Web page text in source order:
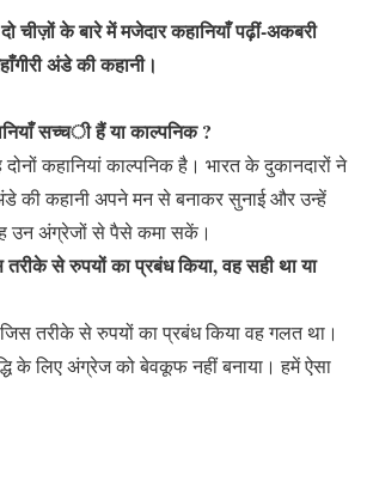
चीज़ों के बारे में मजेदार कहानियाँ पढ़ीं-अकबरी
अंडे की कहानी।
सच्ची हैं या काल्पनिक ?
कहानियां काल्पनिक है। भारत के दुकानदारों ने
की कहानी अपने मन से बनाकर सुनाई और उन्हें
उन अंग्रेजों से पैसे कमा सकें।
तरीके से रुपयों का प्रबंध किया, वह सही था या
तरीके से रुपयों का प्रबंध किया वह गलत था।
के लिए अंग्रेज को बेवकूफ नहीं बनाया। हमें ऐसा